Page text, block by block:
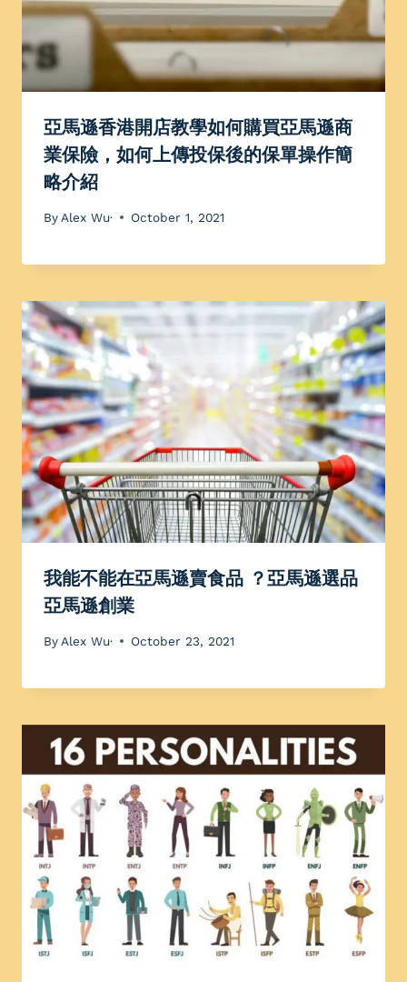
亞馬遜香港開店教學如何購買亞馬遜商
業保險，如何上傳投保後的保單操作簡
略介紹
By Alex Wu· October 1, 2021
我能不能在亞馬遜賣食品 ？亞馬遜選品
亞馬遜創業
By Alex Wu· October 23, 2021